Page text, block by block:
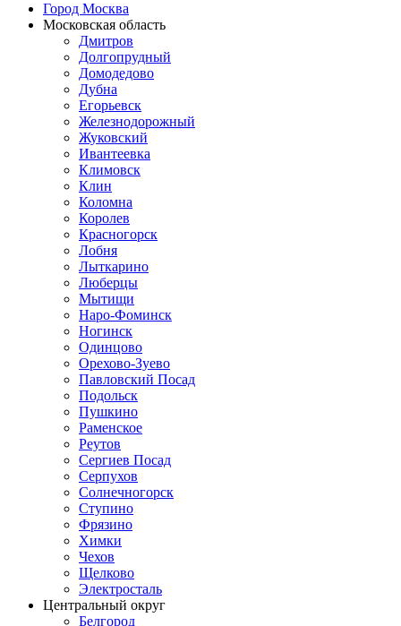
Город Москва
Московская область
Дмитров
Долгопрудный
Домодедово
Дубна
Егорьевск
Железнодорожный
Жуковский
Ивантеевка
Климовск
Клин
Коломна
Королев
Красногорск
Лобня
Лыткарино
Люберцы
Мытищи
Наро-Фоминск
Ногинск
Одинцово
Орехово-Зуево
Павловский Посад
Подольск
Пушкино
Раменское
Реутов
Сергиев Посад
Серпухов
Солнечногорск
Ступино
Фрязино
Химки
Чехов
Щелково
Электросталь
Центральный округ
Белгород